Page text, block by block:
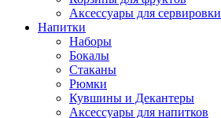
Аксессуары для сервировки
Напитки
Наборы
Бокалы
Стаканы
Рюмки
Кувшины и Декантеры
Аксессуары для напитков